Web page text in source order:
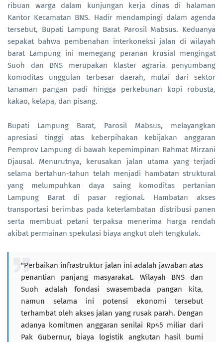
ribuan warga dalam kunjungan kerja dinas di halaman
Kantor Kecamatan BNS. Hadir mendampingi dalam agenda
tersebut, Bupati Lampung Barat Parosil Mabsus. Keduanya
sepakat bahwa pembenahan interkoneksi jalan di wilayah
barat Lampung ini memegang peranan krusial mengingat
Suoh dan BNS merupakan klaster agraria penyumbang
komoditas unggulan terbesar daerah, mulai dari sektor
tanaman pangan padi hingga perkebunan kopi robusta,
kakao, kelapa, dan pisang.
Bupati Lampung Barat, Parosil Mabsus, melayangkan
apresiasi tinggi atas keberpihakan kebijakan anggaran
Pemprov Lampung di bawah kepemimpinan Rahmat Mirzani
Djausal. Menurutnya, kerusakan jalan utama yang terjadi
selama bertahun-tahun telah menjadi hambatan struktural
yang melumpuhkan daya saing komoditas pertanian
Lampung Barat di pasar regional. Hambatan akses
transportasi berimbas pada keterlambatan distribusi panen
serta membuat petani terpaksa menerima harga rendah
akibat permainan spekulasi biaya angkut oleh tengkulak.
"Perbaikan infrastruktur jalan ini adalah jawaban atas
penantian panjang masyarakat. Wilayah BNS dan
Suoh adalah fondasi swasembada pangan kita,
namun selama ini potensi ekonomi tersebut
terhambat oleh akses jalan yang rusak parah. Dengan
adanya komitmen anggaran senilai Rp45 miliar dari
Pak Gubernur, biaya logistik angkutan hasil bumi